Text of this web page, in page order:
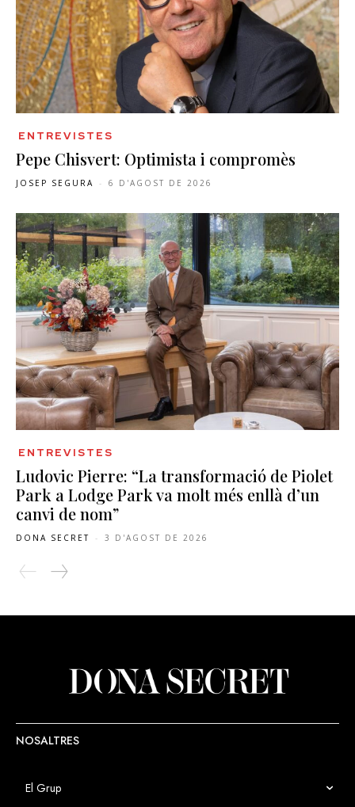
ENTREVISTES
Pepe Chisvert: Optimista i compromès
JOSEP SEGURA - 6 D'AGOST DE 2026
ENTREVISTES
Ludovic Pierre: “La transformació de Piolet
Park a Lodge Park va molt més enllà d’un
canvi de nom”
DONA SECRET - 3 D'AGOST DE 2026
NOSALTRES
El Grup